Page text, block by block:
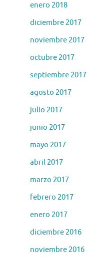
enero 2018
diciembre 2017
noviembre 2017
octubre 2017
septiembre 2017
agosto 2017
julio 2017
junio 2017
mayo 2017
abril 2017
marzo 2017
febrero 2017
enero 2017
diciembre 2016
noviembre 2016